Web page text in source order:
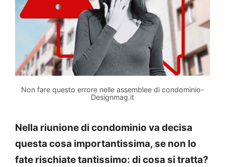
Non fare questo errore nelle assemblee di condominio-
Designmag.it
Nella riunione di condominio va decisa
questa cosa importantissima, se non lo
fate rischiate tantissimo: di cosa si tratta?